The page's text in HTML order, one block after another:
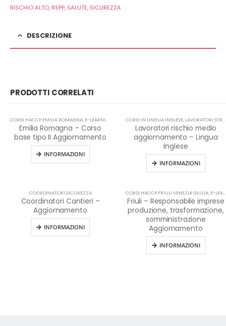
RISCHIO ALTO, RSPP, SALUTE, SICUREZZA
DESCRIZIONE
PRODOTTI CORRELATI
CORSI HACCP EMILIA ROMAGNA, E-LEARNING FORMAZIONE HACCP IN LINGUA ITALIANA,HACCP
Emilia Romagna – Corso
base tipo II Aggiornamento
INFORMAZIONI
CORSI IN LINGUA INGLESE, LAVORATORI STRANIERI
Lavoratori rischio medio
aggiornamento – Lingua
Inglese
INFORMAZIONI
COORDINATORI SICUREZZA
Coordinatori Cantieri –
Aggiornamento
INFORMAZIONI
CORSI HACCP FRIULI VENEZIA GIULIA, E-LEARNING
Friuli – Responsabile imprese
produzione, trasformazione,
somministrazione
Aggiornamento
INFORMAZIONI